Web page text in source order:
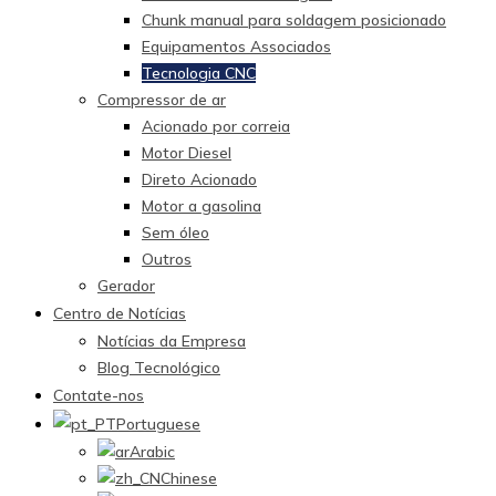
Chunk manual para soldagem posicionado
Equipamentos Associados
Tecnologia CNC
Compressor de ar
Acionado por correia
Motor Diesel
Direto Acionado
Motor a gasolina
Sem óleo
Outros
Gerador
Centro de Notícias
Notícias da Empresa
Blog Tecnológico
Contate-nos
Portuguese
Arabic
Chinese